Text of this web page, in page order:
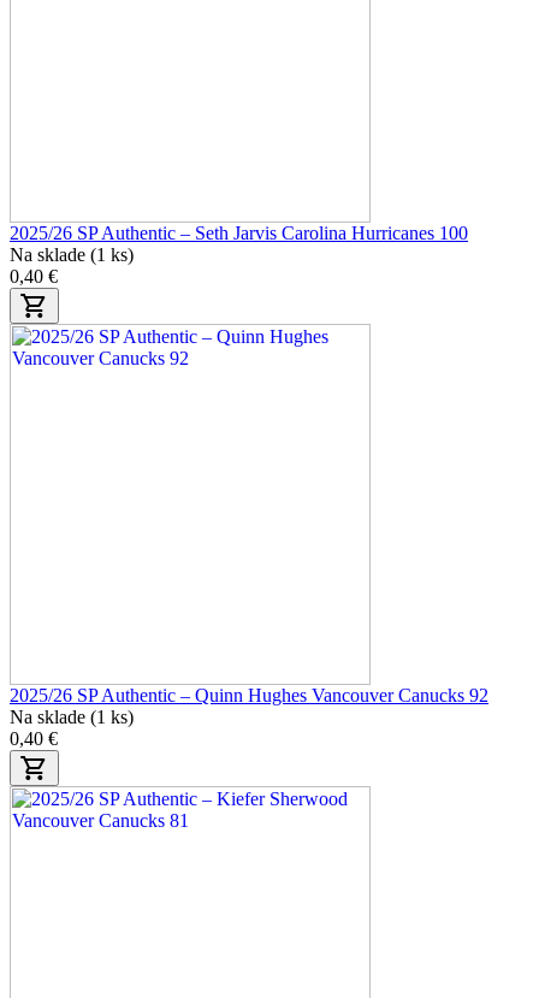
2025/26 SP Authentic – Seth Jarvis Carolina Hurricanes 100
Na sklade (1 ks)
0,40 €
2025/26 SP Authentic – Quinn Hughes Vancouver Canucks 92
Na sklade (1 ks)
0,40 €